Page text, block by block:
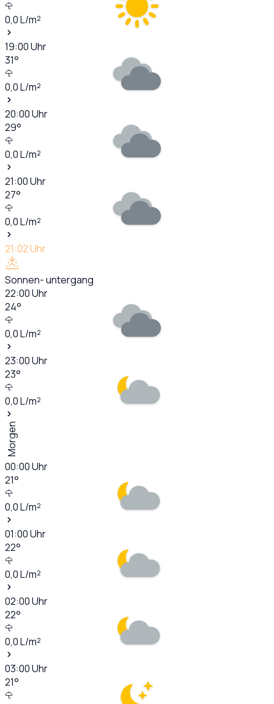
0,0L/m²
19:00Uhr
31°
0,0L/m²
20:00Uhr
29°
0,0L/m²
21:00Uhr
27°
0,0L/m²
21:02Uhr
Sonnen- untergang
22:00Uhr
24°
0,0L/m²
23:00Uhr
23°
0,0L/m²
Morgen
00:00Uhr
21°
0,0L/m²
01:00Uhr
22°
0,0L/m²
02:00Uhr
22°
0,0L/m²
03:00Uhr
21°